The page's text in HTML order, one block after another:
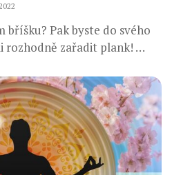
Pak byste do svého
rozhodně zařadit plank! …